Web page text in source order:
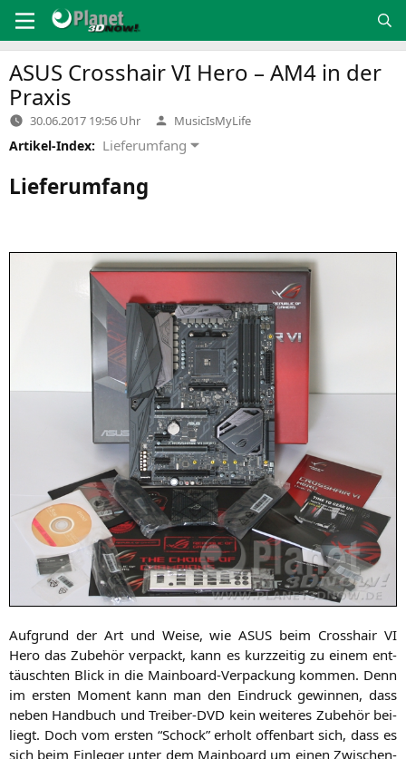
Inhalt
springen
ASUS CrosshairVI Hero – AM4 in der
Praxis
30.06.2017 19:56 Uhr Verfasst
von
MusicIsMyLife
Artikel-Index: Lieferumfang
Lieferumfang
Auf­grund der Art und Wei­se, wieASUS beim Cross­hairVI
Hero das Zube­hör ver­packt, kann es kurz­zei­tig zu einem ent­
täusch­ten Blick in die Main­board-Ver­pa­ckung kom­men. Denn
im ers­ten Moment kann man den Ein­druck gewin­nen, dass
neben Hand­buch und Trei­ber-DVD kein wei­te­res Zube­hör bei­
liegt. Doch vom ers­ten “Schock” erholt offen­bart sich, dass es
sich beim Ein­le­ger unter dem Main­board um einen Zwi­schen­